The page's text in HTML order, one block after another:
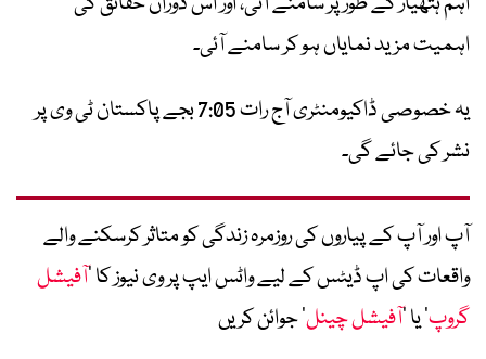
اہمیت مزید نمایاں ہو کر سامنے آئی۔
یہ خصوصی ڈاکیومنٹری آج رات 7:05 بجے پاکستان ٹی وی پر
نشر کی جائے گی۔
آپ اور آپ کے پیاروں کی روزمرہ زندگی کو متاثر کرسکنے والے
واقعات کی اپ ڈیٹس کے لیے واٹس ایپ پر وی نیوز کا ’آفیشل
گروپ‘ یا ’آفیشل چینل‘ جوائن کریں